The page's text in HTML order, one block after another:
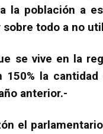
la población a
todo a no
se vive en la
150% la
anterior.-
el